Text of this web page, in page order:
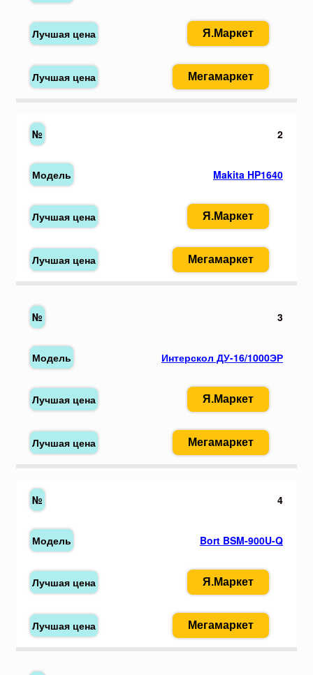
Я.Маркет
Мегамаркет
2
Makita HP1640
Я.Маркет
Мегамаркет
3
Интерскол ДУ-16/1000ЭР
Я.Маркет
Мегамаркет
4
Bort BSM-900U-Q
Я.Маркет
Мегамаркет